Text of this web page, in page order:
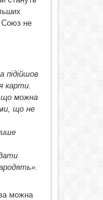
Союз не
підійшов
карти.
що можна
що не
можна